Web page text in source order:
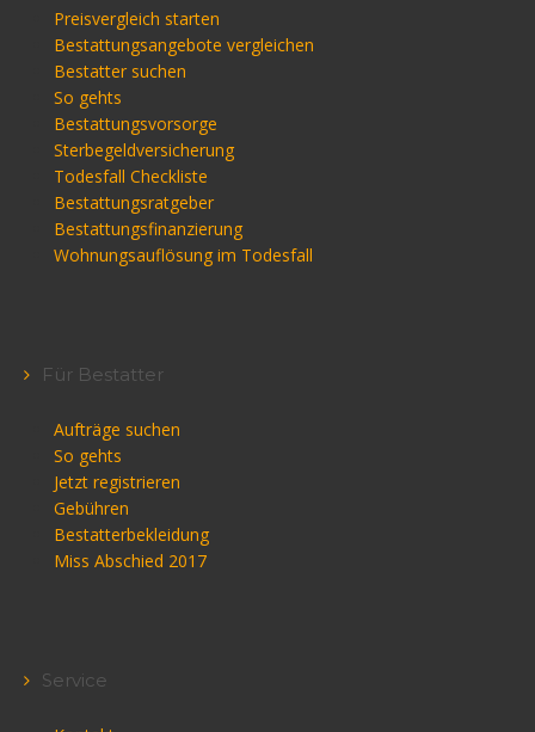
Preisvergleich starten
Bestattungsangebote vergleichen
Bestatter suchen
So gehts
Bestattungsvorsorge
Sterbegeldversicherung
Todesfall Checkliste
Bestattungsratgeber
Bestattungsfinanzierung
Wohnungsauflösung im Todesfall
Für Bestatter
Aufträge suchen
So gehts
Jetzt registrieren
Gebühren
Bestatterbekleidung
Miss Abschied 2017
Service